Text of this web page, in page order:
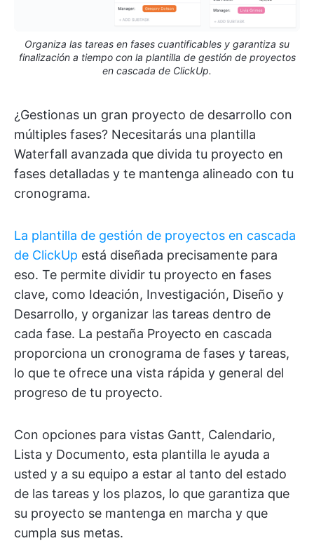
Organiza las tareas en fases cuantificables y garantiza su
finalización a tiempo con la plantilla de gestión de proyectos
en cascada de ClickUp.
¿Gestionas un gran proyecto de desarrollo con
múltiples fases? Necesitarás una plantilla
Waterfall avanzada que divida tu proyecto en
fases detalladas y te mantenga alineado con tu
cronograma.
La plantilla de gestión de proyectos en cascada
de ClickUp está diseñada precisamente para
eso. Te permite dividir tu proyecto en fases
clave, como Ideación, Investigación, Diseño y
Desarrollo, y organizar las tareas dentro de
cada fase. La pestaña Proyecto en cascada
proporciona un cronograma de fases y tareas,
lo que te ofrece una vista rápida y general del
progreso de tu proyecto.
Con opciones para vistas Gantt, Calendario,
Lista y Documento, esta plantilla le ayuda a
usted y a su equipo a estar al tanto del estado
de las tareas y los plazos, lo que garantiza que
su proyecto se mantenga en marcha y que
cumpla sus metas.